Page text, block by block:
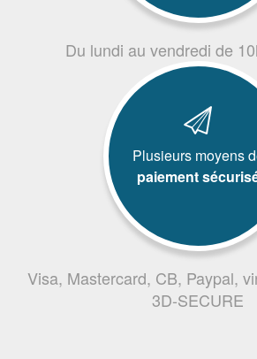
Du lundi au vendredi de
Plusieurs moyens
paiement
Visa, Mastercard, CB, Paypal,
3D-SECURE